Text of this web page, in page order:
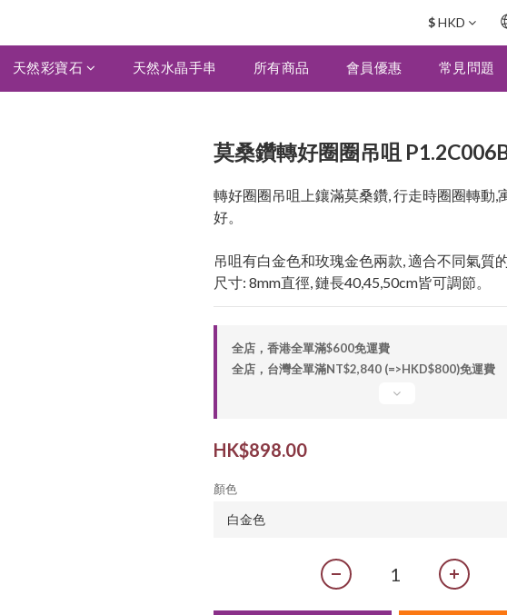
$HKD
天然彩寶石 天然水晶手串 所有商品 會員優惠 常見問題
莫桑鑽轉好圈圈吊咀
轉好圈圈吊咀上鑲滿莫桑鑽, 行走時圈圈轉動,
好。
吊咀有白金色和玫瑰金色兩款, 適合不同氣質的
尺寸: 8mm直徑, 鏈長40,45,50cm皆可調節。
全店，香港全單滿$600免運費
全店，台灣全單滿NT$2,840 (=>HKD$800)免運費
HK$898.00
顏色